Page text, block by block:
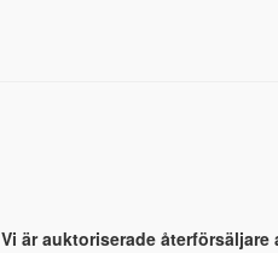
Vi är auktoriserade